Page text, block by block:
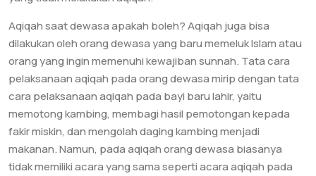
Aqiqah saat dewasa apakah boleh? Aqiqah juga bisa
dilakukan oleh orang dewasa yang baru memeluk Islam atau
orang yang ingin memenuhi kewajiban sunnah. Tata cara
pelaksanaan aqiqah pada orang dewasa mirip dengan tata
cara pelaksanaan aqiqah pada bayi baru lahir, yaitu
memotong kambing, membagi hasil pemotongan kepada
fakir miskin, dan mengolah daging kambing menjadi
makanan. Namun, pada aqiqah orang dewasa biasanya
tidak memiliki acara yang sama seperti acara aqiqah pada